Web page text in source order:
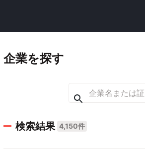
企業を探す
検索結果 4,150件